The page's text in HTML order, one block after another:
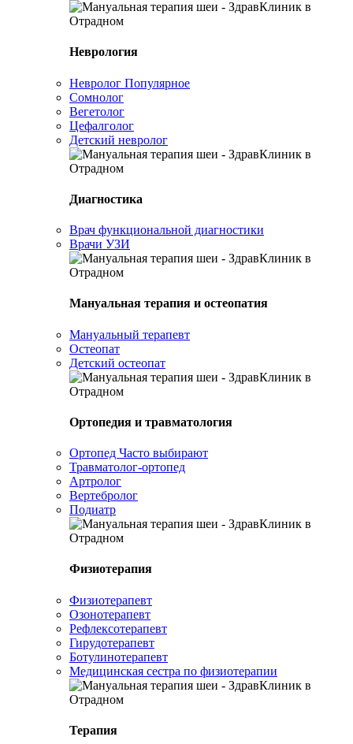
Неврология
Невролог Популярное
Сомнолог
Вегетолог
Цефалголог
Детский невролог
Диагностика
Врач функциональной диагностики
Врачи УЗИ
Мануальная терапия и остеопатия
Мануальный терапевт
Остеопат
Детский остеопат
Ортопедия и травматология
Ортопед Часто выбирают
Травматолог-ортопед
Артролог
Вертебролог
Подиатр
Физиотерапия
Физиотерапевт
Озонотерапевт
Рефлексотерапевт
Гирудотерапевт
Ботулинотерапевт
Медицинская сестра по физиотерапии
Терапия